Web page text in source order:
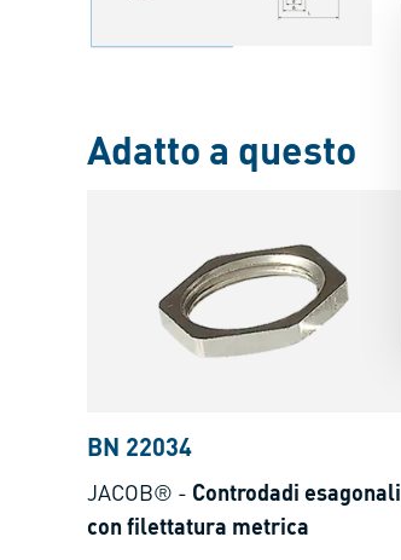
Adatto a questo
BN 22034
JACOB® - Controdadi esagonali
con filettatura metrica